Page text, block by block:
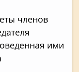
членов
ими